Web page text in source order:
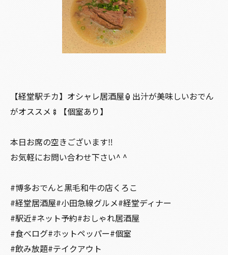
【経堂駅チカ】オシャレ居酒屋🏮出汁が美味しいおでん
がオススメ🍢【個室あり】
本日お席の空きございます‼️
お気軽にお問い合わせ下さい^ ^
#博多おでんと黒毛和牛の店くろこ
#経堂居酒屋#小田急線グルメ#経堂ディナー
#駅近#ネット予約#おしゃれ居酒屋
#食べログ#ホットペッパー#個室
#飲み放題#テイクアウト